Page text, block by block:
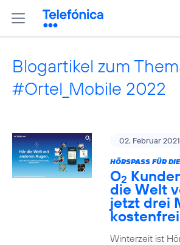
Blogartikel zum
#Ortel_Mobile 2022
02. Februar 2021
HÖRSPASS FÜR
O2
die Welt
jetzt drei
kostenfrei
Winterzeit ist